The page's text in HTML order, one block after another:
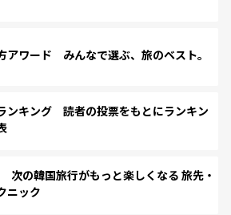
アワード みんなで選ぶ、旅のベスト。
ンキング 読者の投票をもとにランキン
の韓国旅行がもっと楽しくなる 旅先・
ニック